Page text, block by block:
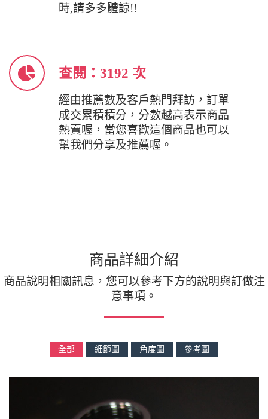
時,請多多體諒!!
查閱：3192 次
經由推薦數及客戶熱門拜訪，訂單
成交累積積分，分數越高表示商品
熱賣喔，當您喜歡這個商品也可以
幫我們分享及推薦喔。
商品詳細介紹
商品說明相關訊息，您可以參考下方的說明與訂做注
意事項。
全部 細節圖 角度圖 參考圖